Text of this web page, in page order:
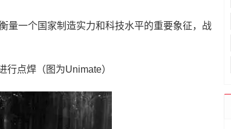
一个国家制造实力和科技水平的重要象征，战
点焊（图为Unimate）